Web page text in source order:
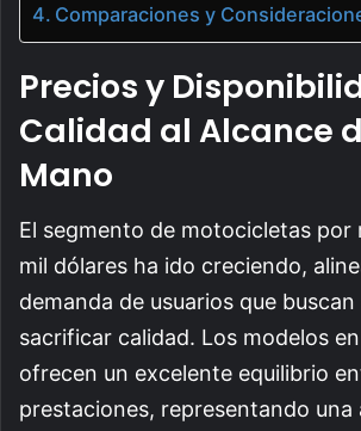
Comparaciones y
Precios y
Calidad al Alcance
Mano
El segmento de motocicletas por
mil dólares ha ido creciendo,
demanda de usuarios que
sacrificar calidad. Los modelos
ofrecen un excelente equilibrio
prestaciones, representando una